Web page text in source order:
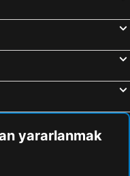
Termal Kaplıcaları
yararlanmak